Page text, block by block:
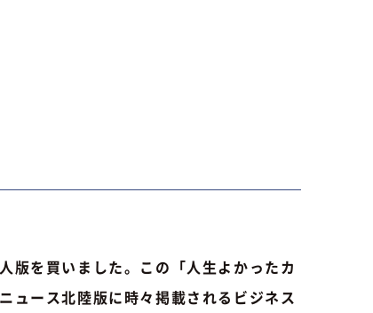
版を買いました。この「人生よかったカ
ュース北陸版に時々掲載されるビジネス